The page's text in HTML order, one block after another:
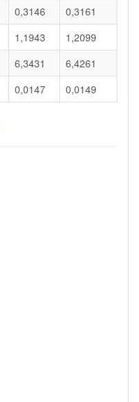
0,3146
0,3161
1,1943
1,2099
6,3431
6,4261
0,0147 0,0149